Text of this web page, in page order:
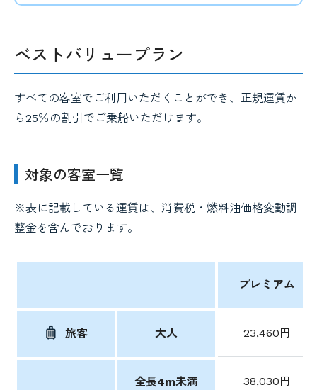
ベストバリュープラン
すべての客室でご利用いただくことができ、正規運賃か
ら25％の割引でご乗船いただけます。
対象の客室一覧
※表に記載している運賃は、消費税・燃料油価格変動調
整金を含んでおります。
プレミアム
旅客 大人 23,460円
全長4m未満 38,030円